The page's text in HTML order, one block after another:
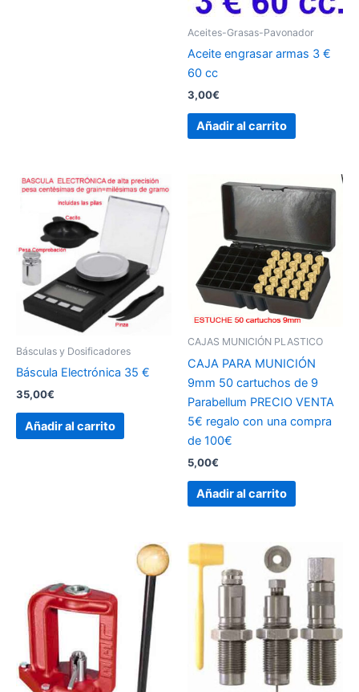
Aceites-Grasas-Pavonador
Aceite engrasar armas 3 €
60 cc
3,00€
Añadir al carrito
Básculas y Dosificadores
Báscula Electrónica 35 €
35,00€
Añadir al carrito
CAJAS MUNICIÓN PLASTICO
CAJA PARA MUNICIÓN
9mm 50 cartuchos de 9
Parabellum PRECIO VENTA
5€ regalo con una compra
de 100€
5,00€
Añadir al carrito